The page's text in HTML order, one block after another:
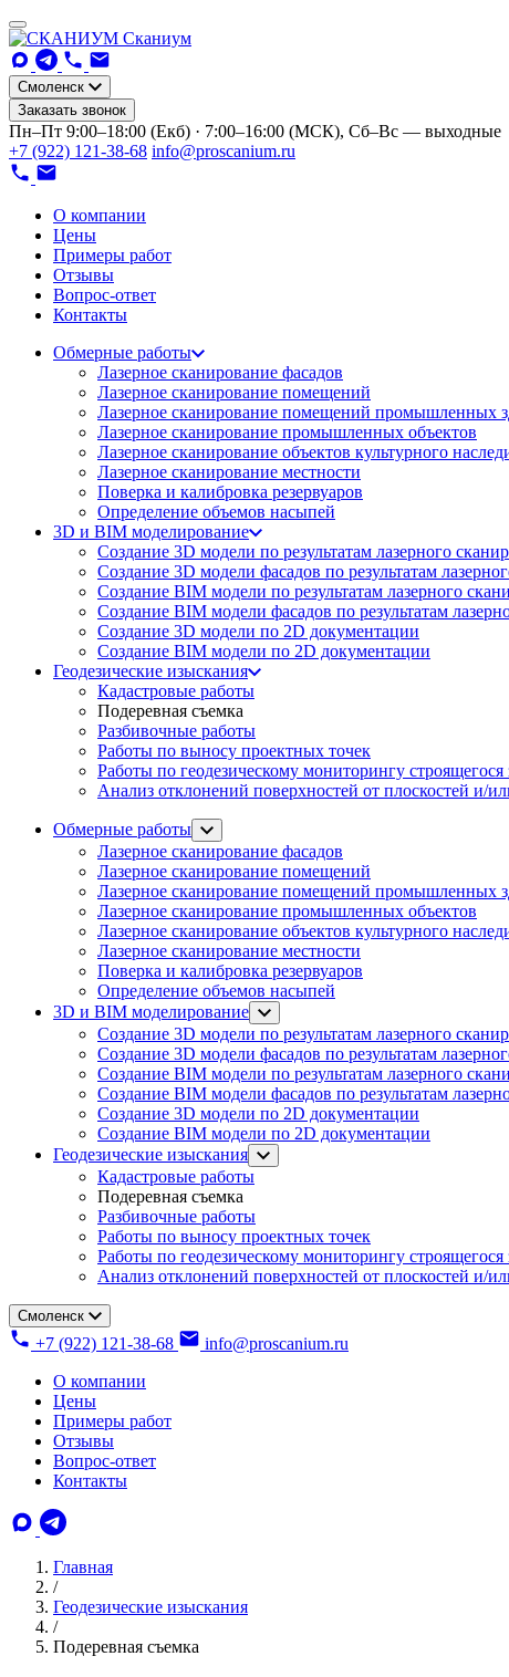
Сканиум
Смоленск
Заказать звонок
Пн–Пт 9:00–18:00 (Екб) · 7:00–16:00 (МСК), Сб–Вс — выходные
+7 (922) 121-38-68 info@proscanium.ru
О компании
Цены
Примеры работ
Отзывы
Вопрос-ответ
Контакты
Обмерные работы
Лазерное сканирование фасадов
Лазерное сканирование помещений
Лазерное сканирование помещений промышленных
Лазерное сканирование промышленных объектов
Лазерное сканирование объектов культурного
Лазерное сканирование местности
Поверка и калибровка резервуаров
Определение объемов насы​​пей
3D и BIM моделирование
Создание 3D модели по результатам лазерного
Создание 3D модели фасадов по результатам
Создание BIM модели по результатам лазерного
Создание BIM модели фасадов по результатам
Создание 3D модели по 2D документации
Создание BIM модели по 2D документации
Геодезические изыскания
Кадастровые работы
Подеревная съемка
Разбивочные работы
Работы по выносу проектных точек
Работы по геодезическому мониторингу строящегося
Анализ отклонений поверхностей от плоскостей и/
Обмерные работы
Лазерное сканирование фасадов
Лазерное сканирование помещений
Лазерное сканирование помещений промышленных
Лазерное сканирование промышленных объектов
Лазерное сканирование объектов культурного
Лазерное сканирование местности
Поверка и калибровка резервуаров
Определение объемов насы​​пей
3D и BIM моделирование
Создание 3D модели по результатам лазерного
Создание 3D модели фасадов по результатам
Создание BIM модели по результатам лазерного
Создание BIM модели фасадов по результатам
Создание 3D модели по 2D документации
Создание BIM модели по 2D документации
Геодезические изыскания
Кадастровые работы
Подеревная съемка
Разбивочные работы
Работы по выносу проектных точек
Работы по геодезическому мониторингу строящегося
Анализ отклонений поверхностей от плоскостей и/
Смоленск
+7 (922) 121-38-68
info@proscanium.ru
О компании
Цены
Примеры работ
Отзывы
Вопрос-ответ
Контакты
Главная
/
Геодезические изыскания
/
Подеревная съемка